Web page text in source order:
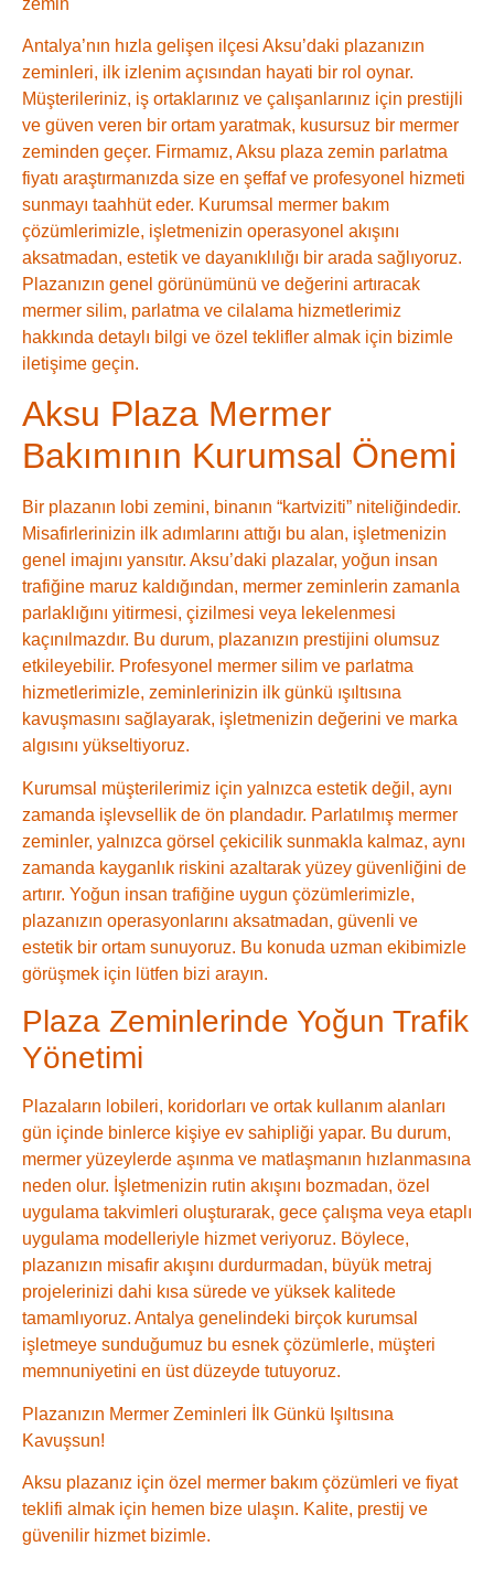
Antalya’nın hızla gelişen ilçesi Aksu’daki plazanızın
zeminleri, ilk izlenim açısından hayati bir rol oynar.
Müşterileriniz, iş ortaklarınız ve çalışanlarınız için prestijli
ve güven veren bir ortam yaratmak, kusursuz bir mermer
zeminden geçer. Firmamız, Aksu plaza zemin parlatma
fiyatı araştırmanızda size en şeffaf ve profesyonel hizmeti
sunmayı taahhüt eder. Kurumsal mermer bakım
çözümlerimizle, işletmenizin operasyonel akışını
aksatmadan, estetik ve dayanıklılığı bir arada sağlıyoruz.
Plazanızın genel görünümünü ve değerini artıracak
mermer silim, parlatma ve cilalama hizmetlerimiz
hakkında detaylı bilgi ve özel teklifler almak için bizimle
iletişime geçin.
Aksu Plaza Mermer
Bakımının Kurumsal Önemi
Bir plazanın lobi zemini, binanın “kartviziti” niteliğindedir.
Misafirlerinizin ilk adımlarını attığı bu alan, işletmenizin
genel imajını yansıtır. Aksu’daki plazalar, yoğun insan
trafiğine maruz kaldığından, mermer zeminlerin zamanla
parlaklığını yitirmesi, çizilmesi veya lekelenmesi
kaçınılmazdır. Bu durum, plazanızın prestijini olumsuz
etkileyebilir. Profesyonel mermer silim ve parlatma
hizmetlerimizle, zeminlerinizin ilk günkü ışıltısına
kavuşmasını sağlayarak, işletmenizin değerini ve marka
algısını yükseltiyoruz.
Kurumsal müşterilerimiz için yalnızca estetik değil, aynı
zamanda işlevsellik de ön plandadır. Parlatılmış mermer
zeminler, yalnızca görsel çekicilik sunmakla kalmaz, aynı
zamanda kayganlık riskini azaltarak yüzey güvenliğini de
artırır. Yoğun insan trafiğine uygun çözümlerimizle,
plazanızın operasyonlarını aksatmadan, güvenli ve
estetik bir ortam sunuyoruz. Bu konuda uzman ekibimizle
görüşmek için lütfen bizi arayın.
Plaza Zeminlerinde Yoğun Trafik
Yönetimi
Plazaların lobileri, koridorları ve ortak kullanım alanları
gün içinde binlerce kişiye ev sahipliği yapar. Bu durum,
mermer yüzeylerde aşınma ve matlaşmanın hızlanmasına
neden olur. İşletmenizin rutin akışını bozmadan, özel
uygulama takvimleri oluşturarak, gece çalışma veya etaplı
uygulama modelleriyle hizmet veriyoruz. Böylece,
plazanızın misafir akışını durdurmadan, büyük metraj
projelerinizi dahi kısa sürede ve yüksek kalitede
tamamlıyoruz. Antalya genelindeki birçok kurumsal
işletmeye sunduğumuz bu esnek çözümlerle, müşteri
memnuniyetini en üst düzeyde tutuyoruz.
Plazanızın Mermer Zeminleri İlk Günkü Işıltısına
Kavuşsun!
Aksu plazanız için özel mermer bakım çözümleri ve fiyat
teklifi almak için hemen bize ulaşın. Kalite, prestij ve
güvenilir hizmet bizimle.